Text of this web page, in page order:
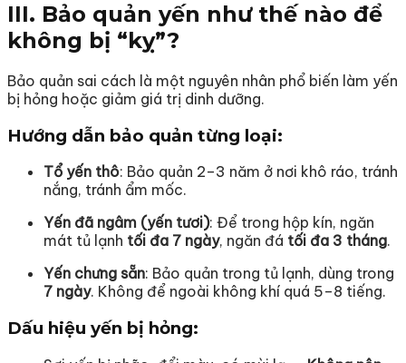
III. Bảo quản yến như thế nào để
không bị “kỵ”?
Bảo quản sai cách là một nguyên nhân phổ biến làm yến
bị hỏng hoặc giảm giá trị dinh dưỡng.
Hướng dẫn bảo quản từng loại:
Tổ yến thô: Bảo quản 2–3 năm ở nơi khô ráo, tránh
nắng, tránh ẩm mốc.
Yến đã ngâm (yến tươi): Để trong hộp kín, ngăn
mát tủ lạnh tối đa 7 ngày, ngăn đá tối đa 3 tháng.
Yến chưng sẵn: Bảo quản trong tủ lạnh, dùng trong
7 ngày. Không để ngoài không khí quá 5–8 tiếng.
Dấu hiệu yến bị hỏng: